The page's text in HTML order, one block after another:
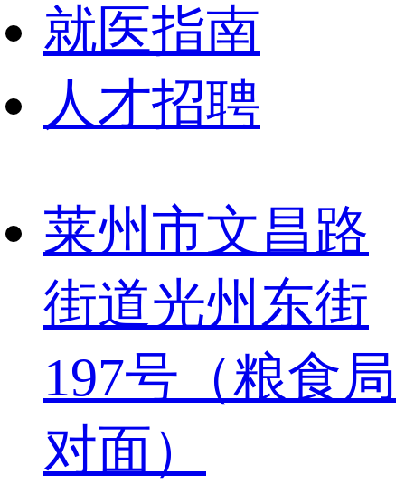
就医指南
人才招聘
莱州市文昌路
街道光州东街
197号（粮食局
对面）